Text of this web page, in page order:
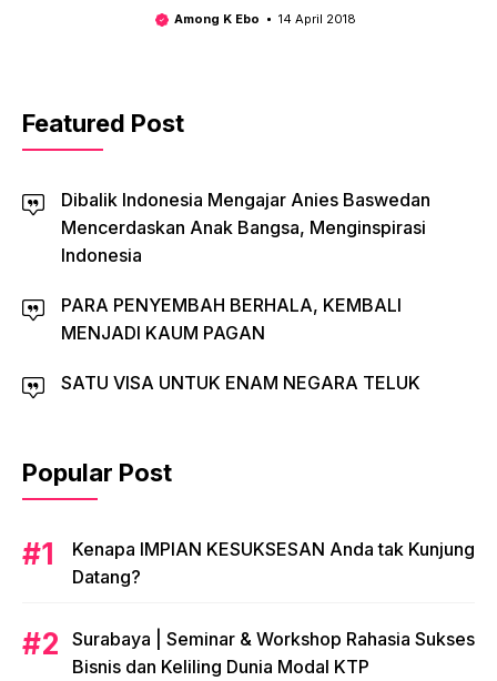
Eropa
Among K Ebo 14 April 2018
Featured Post
Dibalik Indonesia Mengajar Anies Baswedan
Mencerdaskan Anak Bangsa, Menginspirasi
Indonesia
PARA PENYEMBAH BERHALA, KEMBALI
MENJADI KAUM PAGAN
SATU VISA UNTUK ENAM NEGARA TELUK
Popular Post
​Kenapa IMPIAN KESUKSESAN Anda tak Kunjung
Datang?
​Surabaya | Seminar & Workshop Rahasia Sukses
Bisnis dan Keliling Dunia Modal KTP